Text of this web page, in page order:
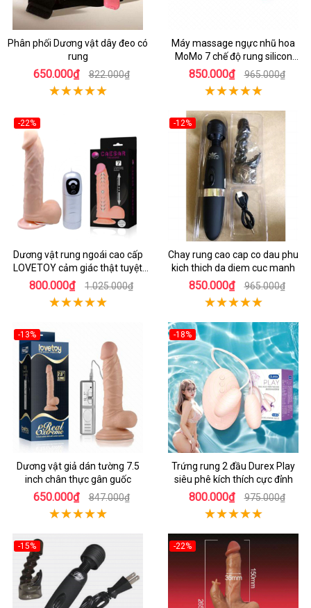
Phân phối Dương vật dây đeo có
rung
650.000₫ 822.000₫
Máy massage ngực nhũ hoa
MoMo 7 chế độ rung silicon
mềm mại
850.000₫ 965.000₫
-22%
Dương vật rung ngoái cao cấp
LOVETOY cảm giác thật tuyệt
vời
800.000₫ 1.025.000₫
-12%
Chay rung cao cap co dau phu
kich thich da diem cuc manh
850.000₫ 965.000₫
-13%
Dương vật giả dán tường 7.5
inch chân thực gân guốc
650.000₫ 847.000₫
-18%
Trứng rung 2 đầu Durex Play
siêu phê kích thích cực đỉnh
800.000₫ 975.000₫
-15% -22%